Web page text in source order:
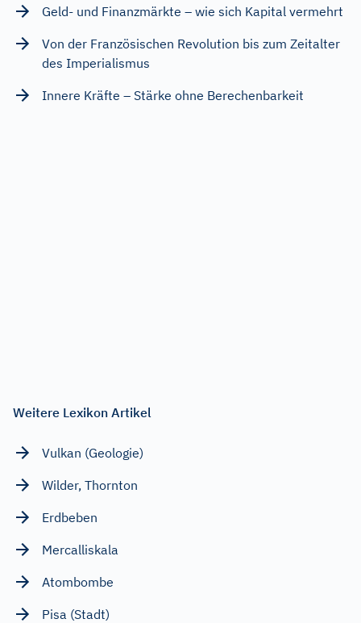
Geld- und Finanzmärkte – wie sich Kapital vermehrt
Von der Französischen Revolution bis zum Zeitalter
des Imperialismus
Innere Kräfte – Stärke ohne Berechenbarkeit
Weitere Lexikon Artikel
Vulkan (Geologie)
Wilder, Thornton
Erdbeben
Mercalliskala
Atombombe
Pisa (Stadt)